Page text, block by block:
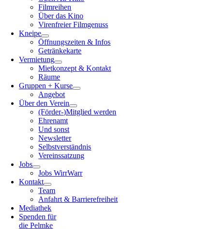
Filmreihen
Über das Kino
Virenfreier Filmgenuss
Kneipe
Öffnungszeiten & Infos
Getränkekarte
Vermietung
Mietkonzept & Kontakt
Räume
Gruppen + Kurse
Angebot
Über den Verein
(Förder-)Mitglied werden
Ehrenamt
Und sonst
Newsletter
Selbstverständnis
Vereinssatzung
Jobs
Jobs WirrWarr
Kontakt
Team
Anfahrt & Barrierefreiheit
Mediathek
Spenden für
die Pelmke